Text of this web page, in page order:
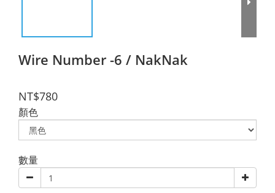
Wire Number -6 / NakNak
NT$780
顏色
數量